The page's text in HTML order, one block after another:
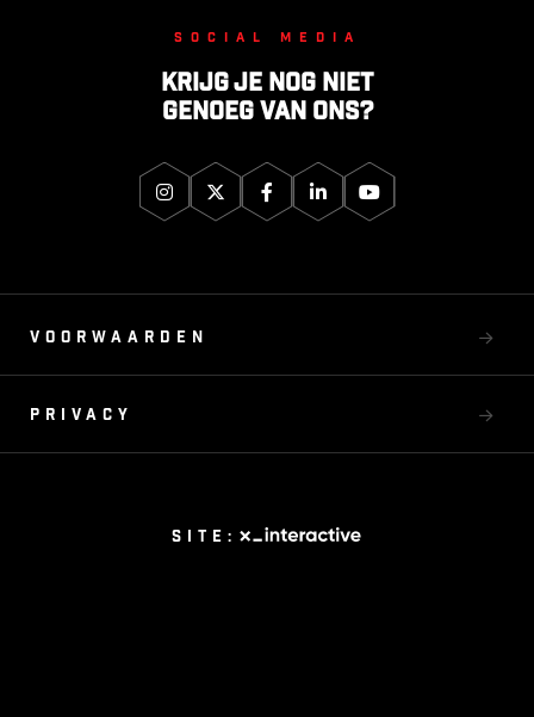
Social media
Krijg je nog niet
genoeg van ons?
Voorwaarden
Privacy
Site: